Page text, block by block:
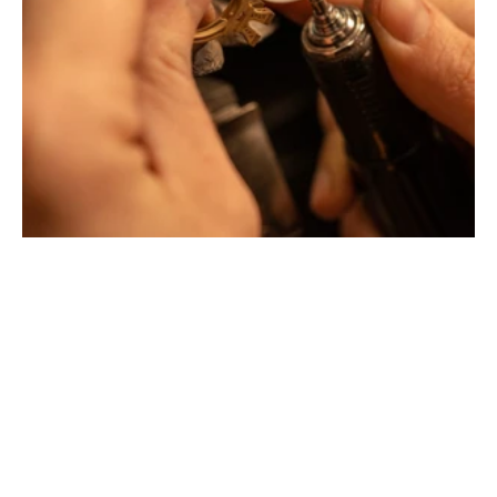
Créateurs joailliers, révolutionnent les codes de la
joaillerie traditionnelle en y apportant des formes et des
couleurs hors du commun. Au delà des modes, la
Maison Tournaire a forgé son style de caractère et
d'élévation en puisant dans ses voyages ainsi que ses
différentes rencontres.
La Maison Tournaire qui a ouvert ses portes en 1984 à
Montbrison, en France, propose aujourd'hui ces bijoux